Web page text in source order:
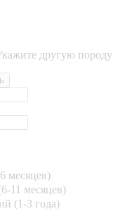
другую породу
месяцев)
11 месяцев)
(1-3 года)